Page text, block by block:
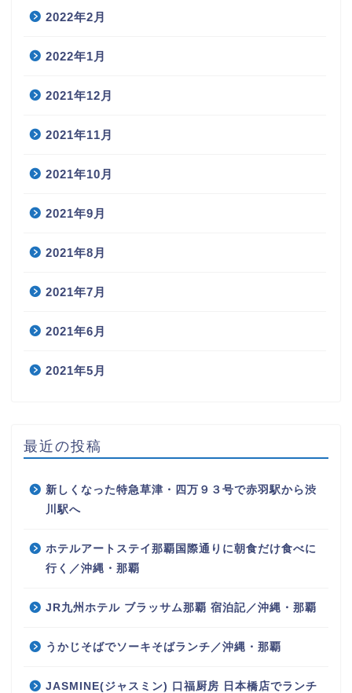
2022年2月
2022年1月
2021年12月
2021年11月
2021年10月
2021年9月
2021年8月
2021年7月
2021年6月
2021年5月
最近の投稿
新しくなった特急草津・四万９３号で赤羽駅から渋
川駅へ
ホテルアートステイ那覇国際通りに朝食だけ食べに
行く／沖縄・那覇
JR九州ホテル ブラッサム那覇 宿泊記／沖縄・那覇
うかじそばでソーキそばランチ／沖縄・那覇
JASMINE(ジャスミン) 口福厨房 日本橋店でランチ